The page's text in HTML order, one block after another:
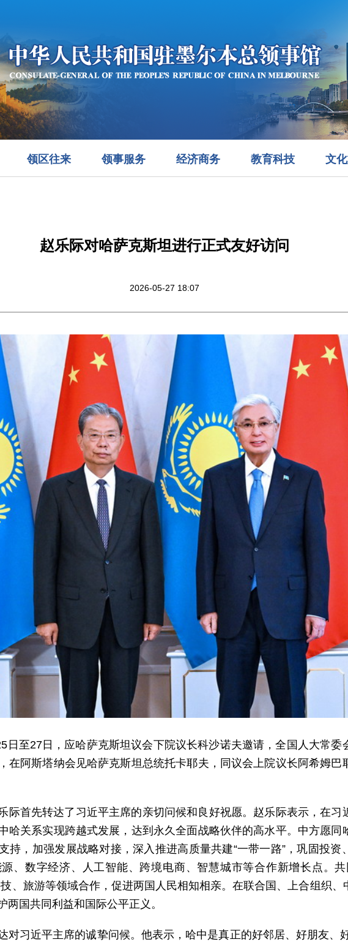
领区往来 领事服务 经济商务 教育科技 文
赵乐际对哈萨克斯坦进行正式友好访问
2026-05-27 18:07
日至27日，应哈萨克斯坦议会下院议长科沙诺夫邀请，全国人大常委
在阿斯塔纳会见哈萨克斯坦总统托卡耶夫，同议会上院议长阿希姆巴
际首先转达了习近平主席的亲切问候和良好祝愿。赵乐际表示，在习
哈关系实现跨越式发展，达到永久全面战略伙伴的高水平。中方愿同
持，加强发展战略对接，深入推进高质量共建“一带一路”，巩固投资
、数字经济、人工智能、跨境电商、智慧城市等合作新增长点。
、旅游等领域合作，促进两国人民相知相亲。在联合国、上合组织、
两国共同利益和国际公平正义。
对习近平主席的诚挚问候。他表示，哈中是真正的好邻居、好朋友、